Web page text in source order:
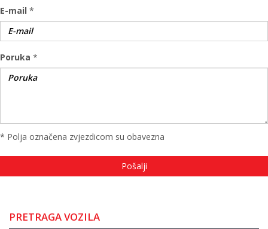
E-mail *
Poruka *
* Polja označena zvjezdicom su obavezna
PRETRAGA VOZILA